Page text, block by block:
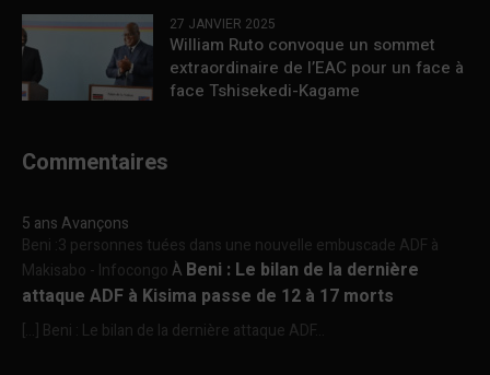
27 JANVIER 2025
William Ruto convoque un sommet
extraordinaire de l’EAC pour un face à
face Tshisekedi-Kagame
Commentaires
5 ans Avançons
Beni :3 personnes tuées dans une nouvelle embuscade ADF à
Makisabo - InfocongoÀ Beni : Le bilan de la dernière
attaque ADF à Kisima passe de 12 à 17 morts
[…] Beni : Le bilan de la dernière attaque ADF...